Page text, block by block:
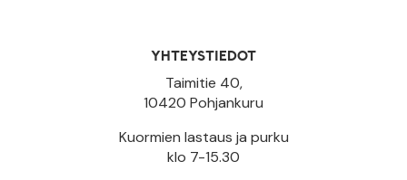
YHTEYSTIEDOT
Taimitie 40,
10420 Pohjankuru
Kuormien lastaus ja purku
klo 7-15.30